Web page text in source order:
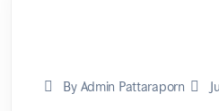
By Admin Pattaraporn